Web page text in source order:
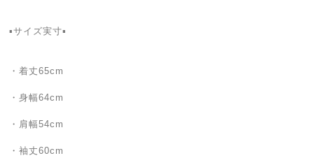
▪️サイズ実寸▪️
・着丈65cm
・身幅64cm
・肩幅54cm
・袖丈60cm